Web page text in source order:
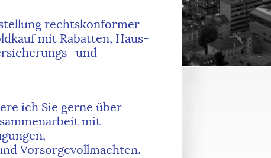
rechtskonformer
mit Rabatten, Haus-
und
ich Sie gerne über
mit
Vorsorgevollmachten.